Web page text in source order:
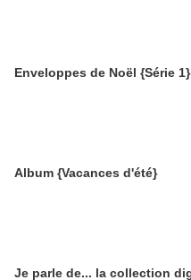
Enveloppes de Noël {Série 1}
Album {Vacances d'été}
Je parle de... la collection digitale